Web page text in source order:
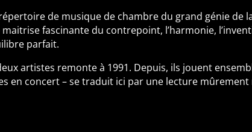
de musique de chambre du grand génie de
fascinante du contrepoint, l’harmonie,
parfait.
artistes remonte à 1991. Depuis, ils jouent
en concert – se traduit ici par une lecture